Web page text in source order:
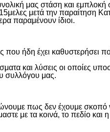
μας στάση και
μετά την παραίτηση
παραμένουν ίδιοι.
που ήδη έχει
και λύσεις οι οποίες
συλλόγου μας.
πως δεν έχουμε
με τα κοινά, το πεδίο